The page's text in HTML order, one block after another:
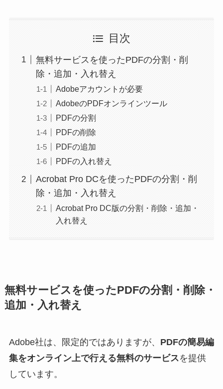
目次
無料サービスを使ったPDFの分割・削
除・追加・入れ替え
Adobeアカウントが必要
AdobeのPDFオンラインツール
PDFの分割
PDFの削除
PDFの追加
PDFの入れ替え
Acrobat Pro DCを使ったPDFの分割・削
除・追加・入れ替え
Acrobat Pro DC版の分割・削除・追加・
入れ替え
無料サービスを使ったPDFの分割・削除・
追加・入れ替え
Adobe社は、限定的ではありますが、 PDFの簡易編
集をオンライン上で行える無料のサービスを提供
しています。